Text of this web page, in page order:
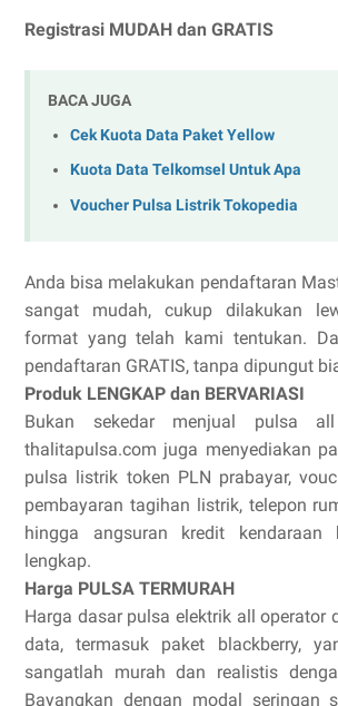
Registrasi MUDAH dan GRATIS
BACA JUGA
Cek Kuota Data Paket Yellow
Kuota Data Telkomsel Untuk Apa
Voucher Pulsa Listrik Tokopedia
Anda bisa melakukan pendaftaran
sangat mudah, cukup dilakukan
format yang telah kami tentukan.
pendaftaran GRATIS, tanpa dipungut
Produk LENGKAP dan BERVARIASI
Bukan sekedar menjual pulsa
thalitapulsa.com juga menyediakan
pulsa listrik token PLN prabayar,
pembayaran tagihan listrik, telepon
hingga angsuran kredit kendaraan
lengkap.
Harga PULSA TERMURAH
Harga dasar pulsa elektrik all operator
data, termasuk paket blackberry,
sangatlah murah dan realistis
Bayangkan dengan modal seringan